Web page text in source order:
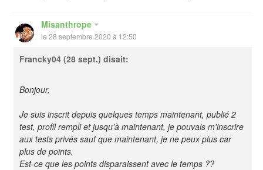
Misanthrope
le 28 septembre 2020 à 12:50
Francky04 (28 sept.) disait:
Bonjour,
Je suis inscrit depuis quelques temps maintenant, publié 2
test, profil rempli et jusqu'à maintenant, je pouvais m'inscrire
aux tests privés sauf que maintenant, je ne peux plus car
plus de points.
Est-ce que les points disparaissent avec le temps ??